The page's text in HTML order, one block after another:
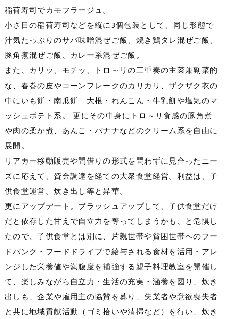
稲荷寿司でカモフラージュ。
小さ目の稲荷寿司などを縦に3個包装として、同じ形態で
汁気たっぷりのサバ味噌混ぜご飯、焼き鶏タレ混ぜご飯、
豚角煮混ぜご飯、カレー系混ぜご飯。
また、カリッ、モチッ、トロ～リの三重奏の主菜兼副菜的
な、春巻の皮やコーンフレークのカリカリ、ザクザク衣の
中にいも餅・南瓜餅 大根・れんこん・牛乳餅や塩気のマ
ッシュポテト系。 更にその中身にトロ～リ食感の豚角煮
や肉の柔か煮、あんこ・バナナなどのクリーム系を自由に
展開。
リアカー移動販売や間借りの形式を問わずに見合ったニー
ズに応えて、資金調達を経ての大衆食堂経営。利益は、子
供食堂運営。炊き出し等と昇華。
更にアップデート。ブラッシュアップして、子供食堂だけ
だと依存した甘えで自立力を奪ってしまうかも、と危惧し
たので、子供食堂とは別に、片親世帯や貧困世帯へのフー
ドバンク・フードドライブで給与される食材を活用・アレ
ンジした栄養値や満腹度を補強する親子料理教室を開催し
て、楽しみながら自立力・生活の充実・涵養を図り、炊き
出しも、企業や雇用主の協賛を募り、失業者や意欲喪失者
と共に地域貢献活動（ゴミ拾いや清掃など）を行い、炊き